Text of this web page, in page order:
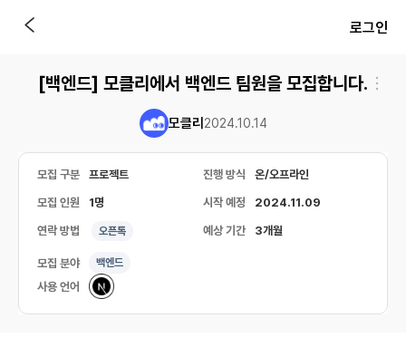
로그인
[백엔드] 모클리에서 백엔드 팀원을 모집합니다.
모클리 2024.10.14
모집 구분 프로젝트 진행 방식 온/오프라인
모집 인원 1명 시작 예정 2024.11.09
연락 방법 오픈톡 예상 기간 3개월
모집 분야 백엔드
사용 언어